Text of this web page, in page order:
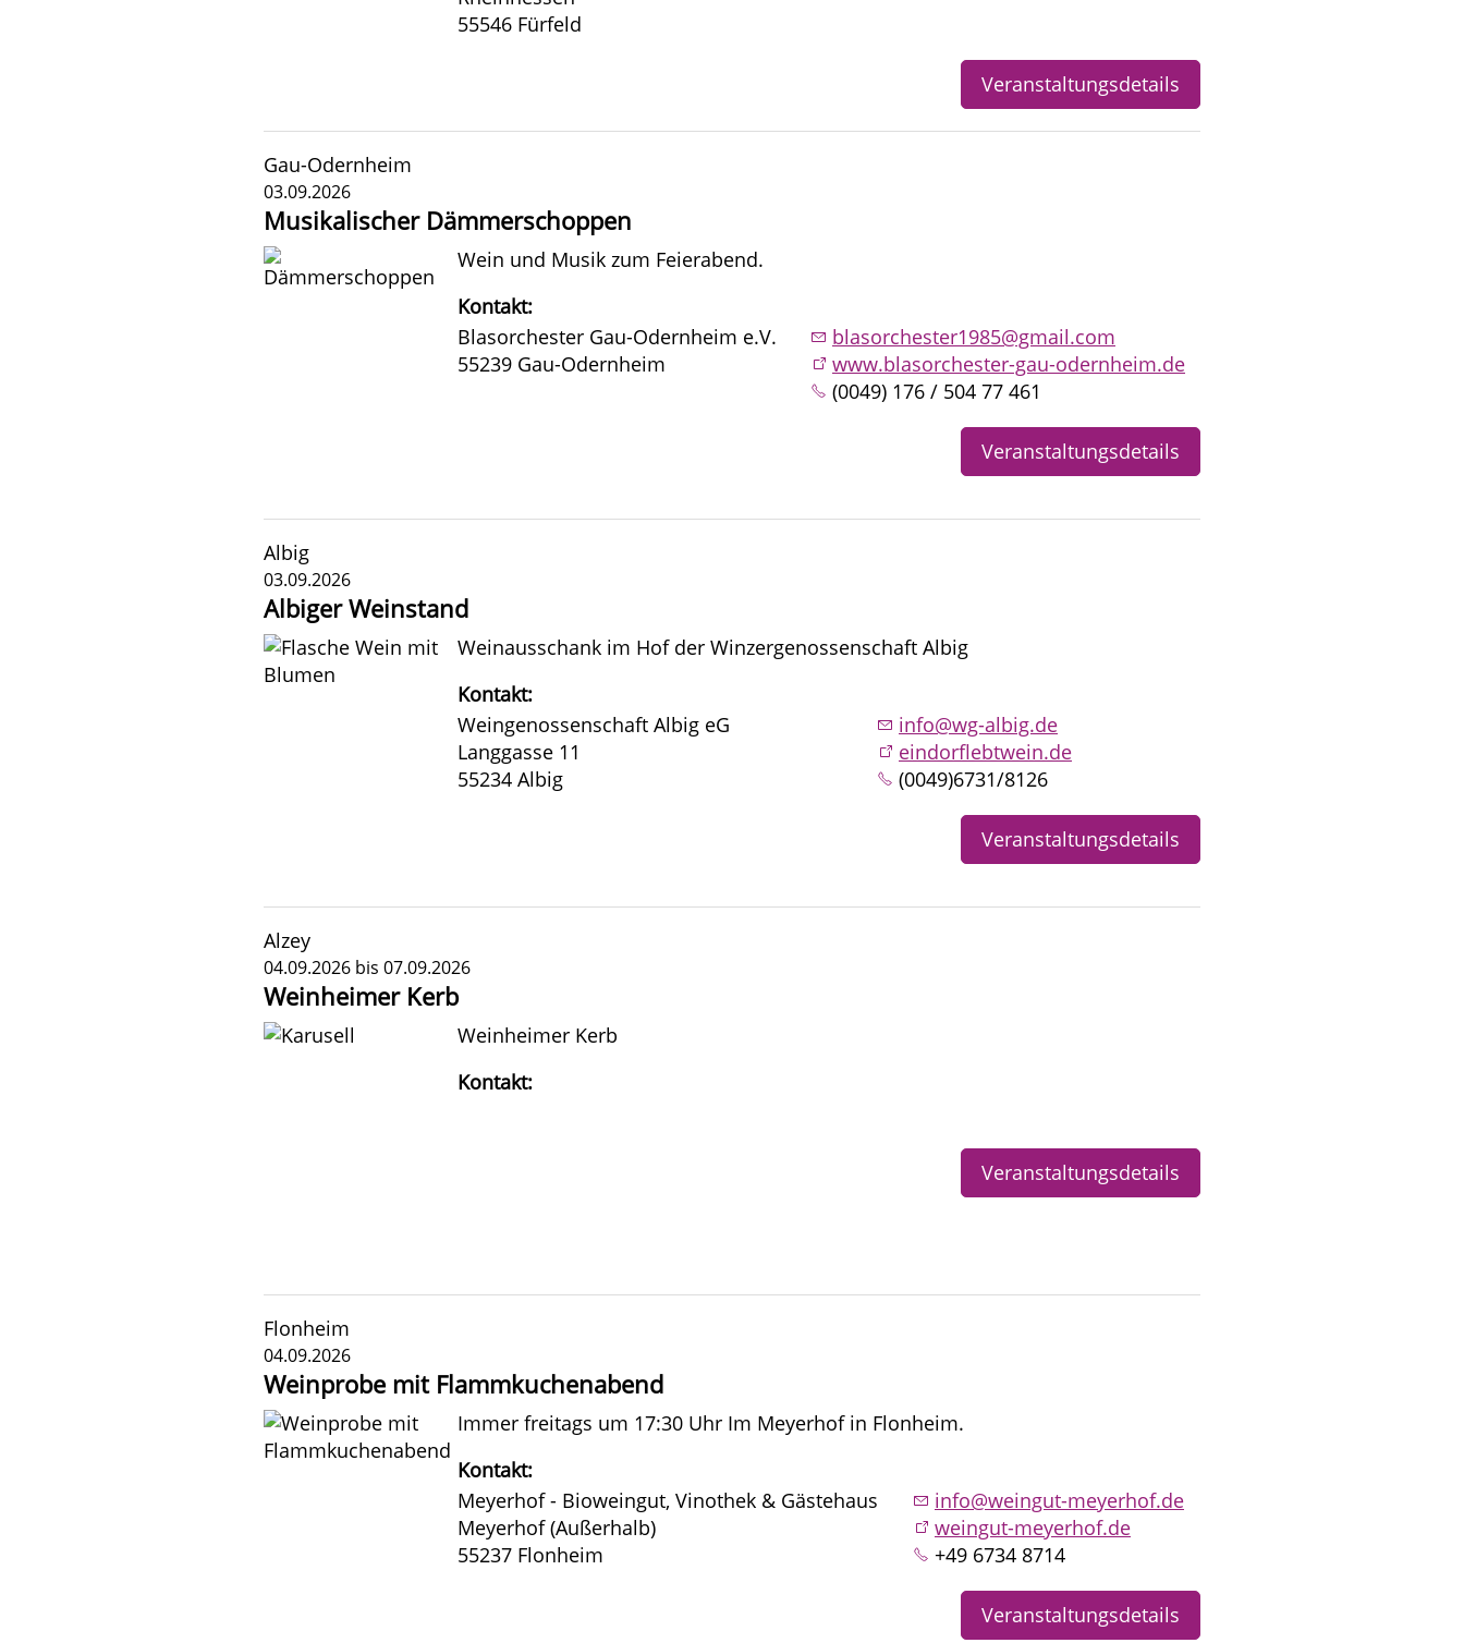
55546 Fürfeld
Veranstaltungsdetails
Gau-Odernheim
03.09.2026
Musikalischer Dämmerschoppen
Wein und Musik zum Feierabend.
Kontakt:
Blasorchester Gau-Odernheim e.V.
55239 Gau-Odernheim
blasorchester1985@gmail.com
www.blasorchester-gau-odernheim.de
(0049) 176 / 504 77 461
Veranstaltungsdetails
Albig
03.09.2026
Albiger Weinstand
Weinausschank im Hof der Winzergenossenschaft Albig
Kontakt:
Weingenossenschaft Albig eG
Langgasse 11
55234 Albig
info@wg-albig.de
eindorflebtwein.de
(0049)6731/8126
Veranstaltungsdetails
Alzey
04.09.2026 bis 07.09.2026
Weinheimer Kerb
Weinheimer Kerb
Kontakt:
Veranstaltungsdetails
Flonheim
04.09.2026
Weinprobe mit Flammkuchenabend
Immer freitags um 17:30 Uhr Im Meyerhof in Flonheim.
Kontakt:
Meyerhof - Bioweingut, Vinothek & Gästehaus
Meyerhof (Außerhalb)
55237 Flonheim
info@weingut-meyerhof.de
weingut-meyerhof.de
+49 6734 8714
Veranstaltungsdetails